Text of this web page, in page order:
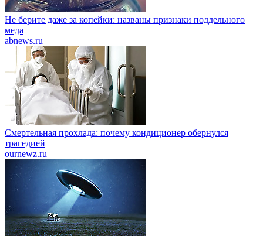
Не берите даже за копейки: названы признаки поддельного
меда
abnews.ru
Смертельная прохлада: почему кондиционер обернулся
трагедией
ournewz.ru